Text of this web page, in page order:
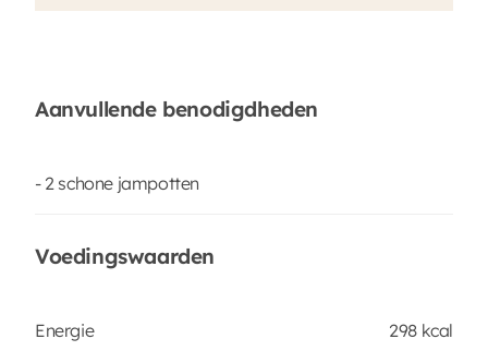
Aanvullende benodigdheden
- 2 schone jampotten
Voedingswaarden
Energie 298 kcal